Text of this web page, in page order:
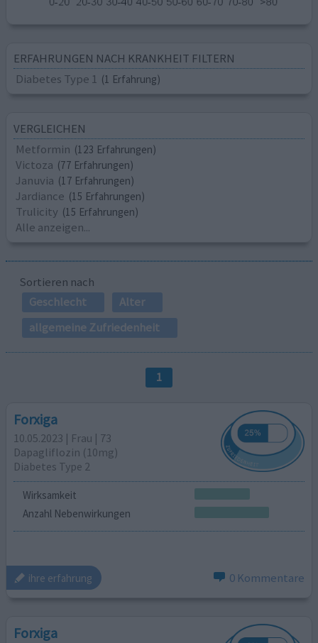
ERFAHRUNGEN NACH KRANKHEIT FILTERN
Diabetes Type 1 (1 Erfahrung)
VERGLEICHEN
Metformin (123 Erfahrungen)
Victoza (77 Erfahrungen)
Januvia (17 Erfahrungen)
Jardiance (15 Erfahrungen)
Trulicity (15 Erfahrungen)
Alle anzeigen...
Sortieren nach
Geschlecht
Alter
allgemeine Zufriedenheit
1
Forxiga
10.05.2023 | Frau | 73
Dapagliflozin (10mg)
Diabetes Type 2
Wirksamkeit
Anzahl Nebenwirkungen
ihre erfahrung 0 Kommentare
Forxiga